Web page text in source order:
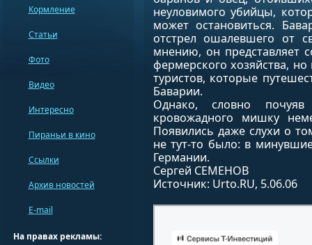
неуловимого убийцы,
может остановиться.
отстрел ошалевшего от
мнению, он представляет
фермерского хозяйства,
туристов, которые
Баварии.
Однако, словно
кровожадного мишку
Появились даже слухи о
не тут-то было: в
Германии.
Сергей СЕМЕНОВ
Источник: Urto.RU, 5.06.06
Кормление
Статьи
Фото
Видео
Интересно
Пираньи в кино
Ссылки
Архив новостей
E-mail
На правах рекламы: